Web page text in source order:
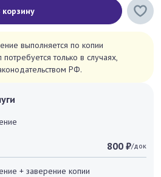
800 ₽/док
+ заверение копии
корзину
выполняется по копии
только в случаях,
РФ.